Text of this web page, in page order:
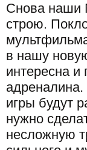
Снова наши
строю.
в нашу
интересна и
игры будут
нужно
несложную